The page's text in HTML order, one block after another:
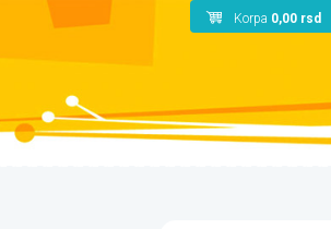
Korpa 0,00 rsd